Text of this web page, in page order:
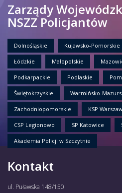
Zarządy
NSZZ Policjantów
Dolnośląskie Kujawsko-Pomorskie
Łódzkie Małopolskie
Podkarpackie Podlaskie
Świętokrzyskie Warmińsko-
Zachodniopomorskie KSP
CSP Legionowo SP Katowice
Akademia Policji w Szczytnie
Kontakt
ul. Puławska 148/150